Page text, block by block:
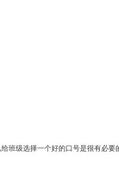
班级选择一个好的口号是很有必要